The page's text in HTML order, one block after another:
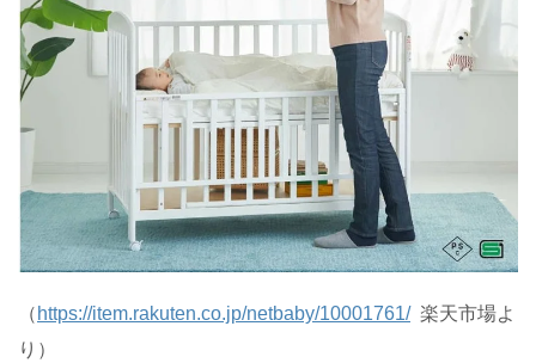
（ https://item.rakuten.co.jp/netbaby/10001761/楽天市場よ
り）